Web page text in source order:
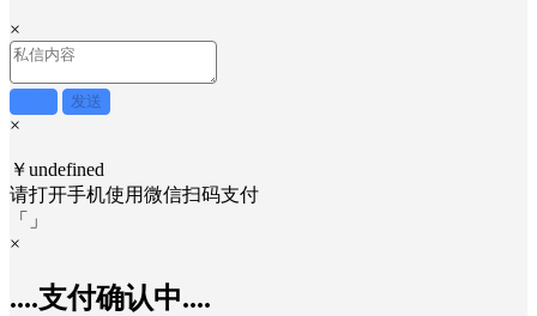
×
发送
×
￥undefined
请打开手机使用微信扫码支付
「
」
×
....支付确认中....